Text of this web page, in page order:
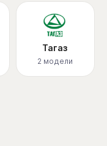
Тагаз
2 модели